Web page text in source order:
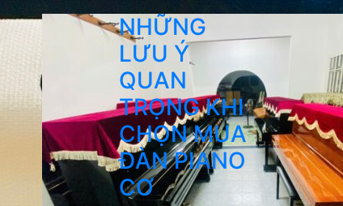
NHỮNG
LƯU Ý
QUAN
TRỌNG KHI
CHỌN MUA
ĐÀN PIANO
CƠ